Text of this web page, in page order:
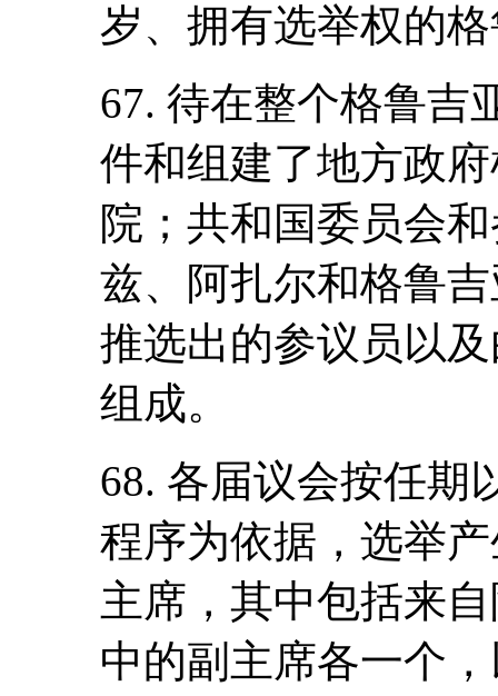
岁、拥有选举权的
67. 待在整个格鲁吉
件和组建了地方政
院；共和国委员会
兹、阿扎尔和格鲁
推选出的参议员以
组成。
68. 各届议会按任期
程序为依据，选举
主席，其中包括来
中的副主席各一个